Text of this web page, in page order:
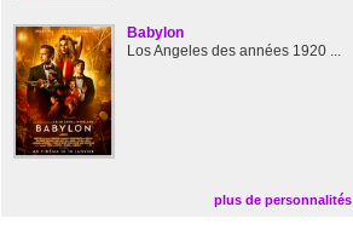
Babylon
Los Angeles des années 1920 ...
plus de personnalités